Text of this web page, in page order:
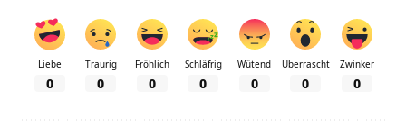
Liebe
0
Traurig
0
Fröhlich
0
Schläfrig
0
Wütend
0
Überrascht
0
Zwinker
0